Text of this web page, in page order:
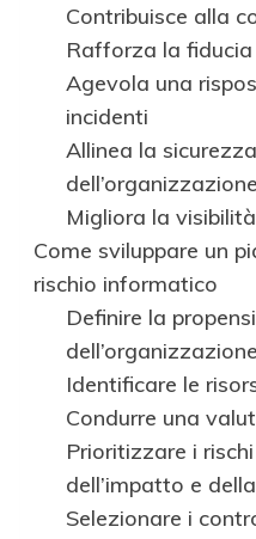
Contribuisce alla
Rafforza la
Agevola una
incidenti
Allinea la
dell’organizzazione
Migliora la
Come sviluppare un
rischio informatico
Definire la
dell’organizzazione
Identificare le
Condurre una
Prioritizzare i
dell’impatto e
Selezionare i